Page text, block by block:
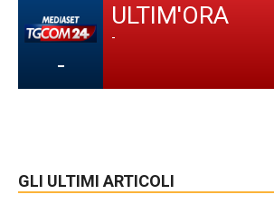
-
ULTIM'ORA
-
GLI ULTIMI ARTICOLI